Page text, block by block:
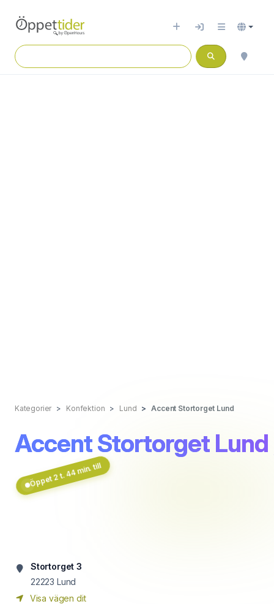
Kategorier Konfektion Lund Accent Stortorget Lund
Accent Stortorget Lund
Öppet 2 t. 44 min. till
Stortorget 3
22223 Lund
Visa vägen dit